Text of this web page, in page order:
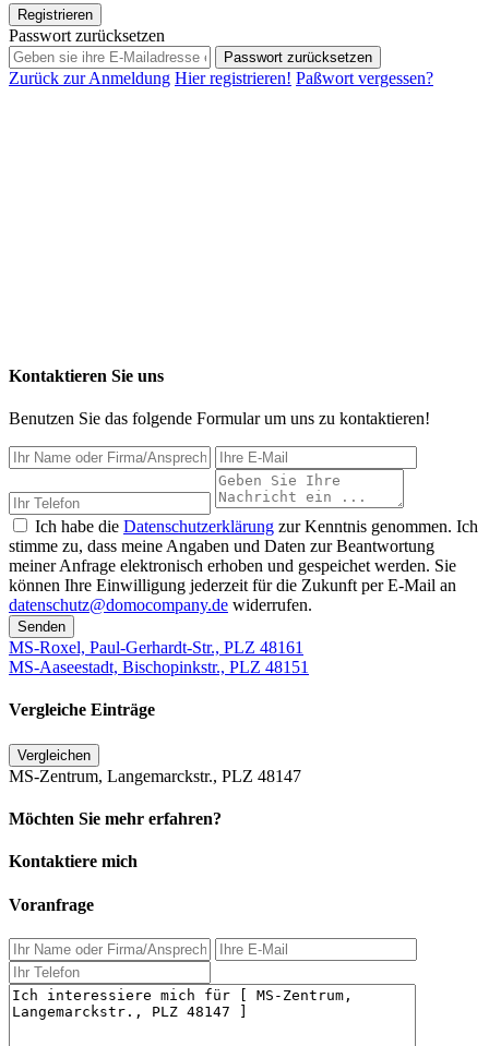
Registrieren
Passwort zurücksetzen
Passwort zurücksetzen
Zurück zur Anmeldung Hier registrieren! Paßwort vergessen?
Kontaktieren Sie uns
Benutzen Sie das folgende Formular um uns zu kontaktieren!
Ich habe die Datenschutzerklärung zur Kenntnis genommen. Ich
stimme zu, dass meine Angaben und Daten zur Beantwortung
meiner Anfrage elektronisch erhoben und gespeichet werden. Sie
können Ihre Einwilligung jederzeit für die Zukunft per E-Mail an
datenschutz@domocompany.de widerrufen.
Senden
MS-Roxel, Paul-Gerhardt-Str., PLZ 48161
MS-Aaseestadt, Bischopinkstr., PLZ 48151
Vergleiche Einträge
Vergleichen
MS-Zentrum, Langemarckstr., PLZ 48147
Möchten Sie mehr erfahren?
Kontaktiere mich
Voranfrage